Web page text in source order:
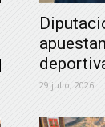
29 julio, 2026